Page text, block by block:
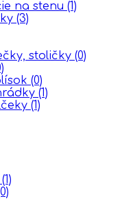
na stenu (1)
(3)
stoličky (0)
(0)
(1)
(1)
(1)